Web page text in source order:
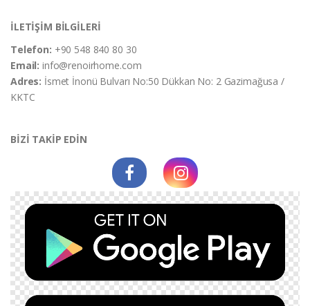
İLETİŞİM BİLGİLERİ
Telefon: +90 548 840 80 30
Email:info@renoirhome.com
Adres: İsmet İnonü Bulvarı No:50 Dükkan No: 2 Gazimağusa /
KKTC
BİZİ TAKİP EDİN